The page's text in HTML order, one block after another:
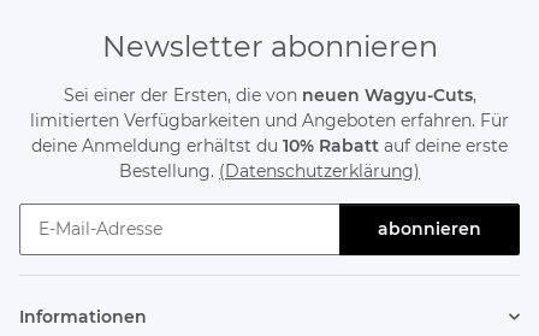
Newsletter abonnieren
Sei einer der Ersten, die von neuen Wagyu-Cuts,
limitierten Verfügbarkeiten und Angeboten erfahren. Für
deine Anmeldung erhältst du 10% Rabatt auf deine erste
Bestellung. (Datenschutzerklärung)
abonnieren
Informationen